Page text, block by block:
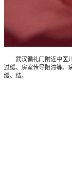
武汉循礼门附近中医儿
过缓、房室传导阻滞等。
缓、结。